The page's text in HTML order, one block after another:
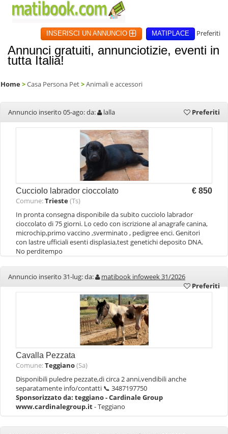
INSERISCI UN ANNUNCIO MATIPLACE Preferiti
Annunci gratuiti, annunciotizie, eventi in
tutta Italia!
Home>Casa Persona Pet>Animali e accessori
Annuncio inserito 05-ago: da: lalla Preferiti
Cucciolo labrador cioccolato € 850
Comune:Trieste(Ts)
In pronta consegna disponibile da subito cucciolo labrador
cioccolato di 75 giorni. Lo cedo con iscrizione al anagrafe canina,
microchip,primo vaccino ,sverminato , pedigree enci. Genitori
con lastre ufficiali esenti displasia,test genetichi deposito DNA.
No perditempo
Annuncio inserito 31-lug: da:
matibook infoweek 31/2026
Preferiti
Cavalla Pezzata
Comune:Teggiano(Sa)
Disponibili puledre pezzate,di circa 2 anni,vendibili anche
separatamente info/contatti 📞 3487197750
Sponsorizzato da: teggiano - Cardinale Group
www.cardinalegroup.it- Teggiano